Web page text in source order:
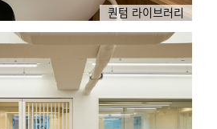
퀀텀 라이브러리